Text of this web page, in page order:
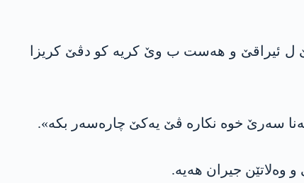
ل ئیراقێ و هەست ب وێ کریە کو دڤێ کریزا
سەرێ خوە نکارە ڤێ یەکێ چارەسەر بکە».
و وەلاتێن جیران هەیە.